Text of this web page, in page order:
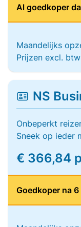
Al goedkoper
Maandelijks
Prijzen excl. btw
NS
Onbeperkt
Sneek op ieder
€ 366,84
Goedkoper na